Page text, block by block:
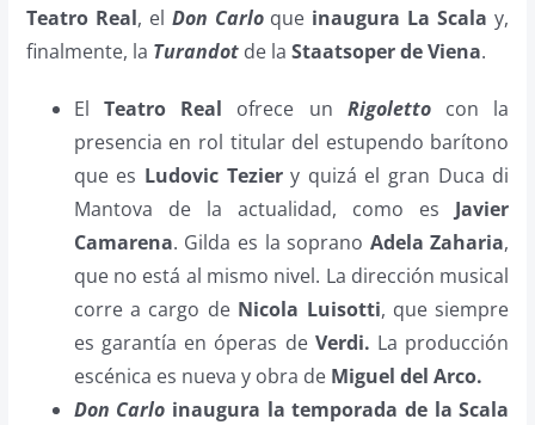
Teatro Real, el Don Carloque inaugura La Scala y,
finalmente, la Turandotde la Staatsoper de Viena.
El Teatro Real ofrece un Rigolettocon la
presencia en rol titular del estupendo barítono
que es Ludovic Teziery quizá el gran Duca di
Mantova de la actualidad, como es Javier
Camarena. Gilda es la soprano Adela Zaharia,
que no está al mismo nivel. La dirección musical
corre a cargo de Nicola Luisotti, que siempre
es garantía en óperas de Verdi. La producción
escénica es nueva y obra de Miguel del Arco.
Don Carlo inaugura la temporada de la Scala